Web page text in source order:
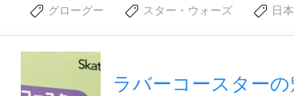
グローグー スター・ウォーズ 日
ラバーコースターの